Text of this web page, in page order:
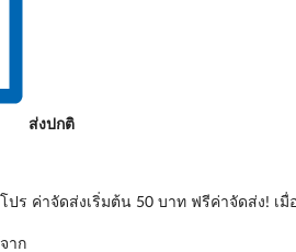
ส่งปกติ
ปร ค่าจัดส่งเริ่มต้น 50 บาท ฟรีค่าจัดส่ง! เ
าก